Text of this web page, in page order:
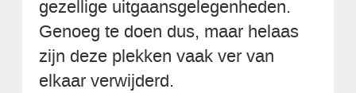
gezellige uitgaansgelegenheden.
Genoeg te doen dus, maar helaas
zijn deze plekken vaak ver van
elkaar verwijderd.